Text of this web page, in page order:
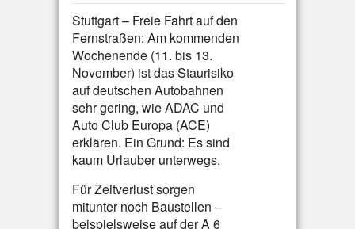
Stuttgart – Freie Fahrt auf den
Fernstraßen: Am kommenden
Wochenende (11. bis 13.
November) ist das Staurisiko
auf deutschen Autobahnen
sehr gering, wie ADAC und
Auto Club Europa (ACE)
erklären. Ein Grund: Es sind
kaum Urlauber unterwegs.
Für Zeitverlust sorgen
mitunter noch Baustellen –
beispielsweise auf der A 6